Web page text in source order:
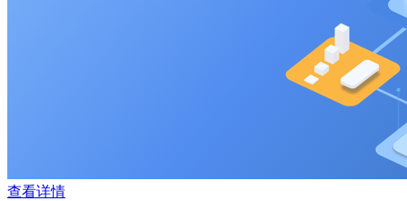
查看详情